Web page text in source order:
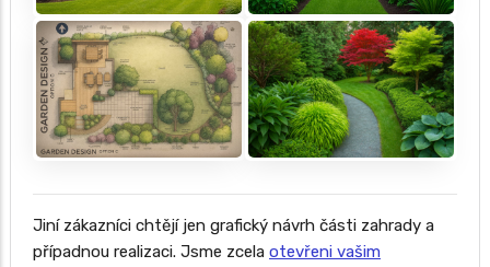
Jiní zákazníci chtějí jen grafický návrh části zahrady a
případnou realizaci. Jsme zcela otevřeni vašim